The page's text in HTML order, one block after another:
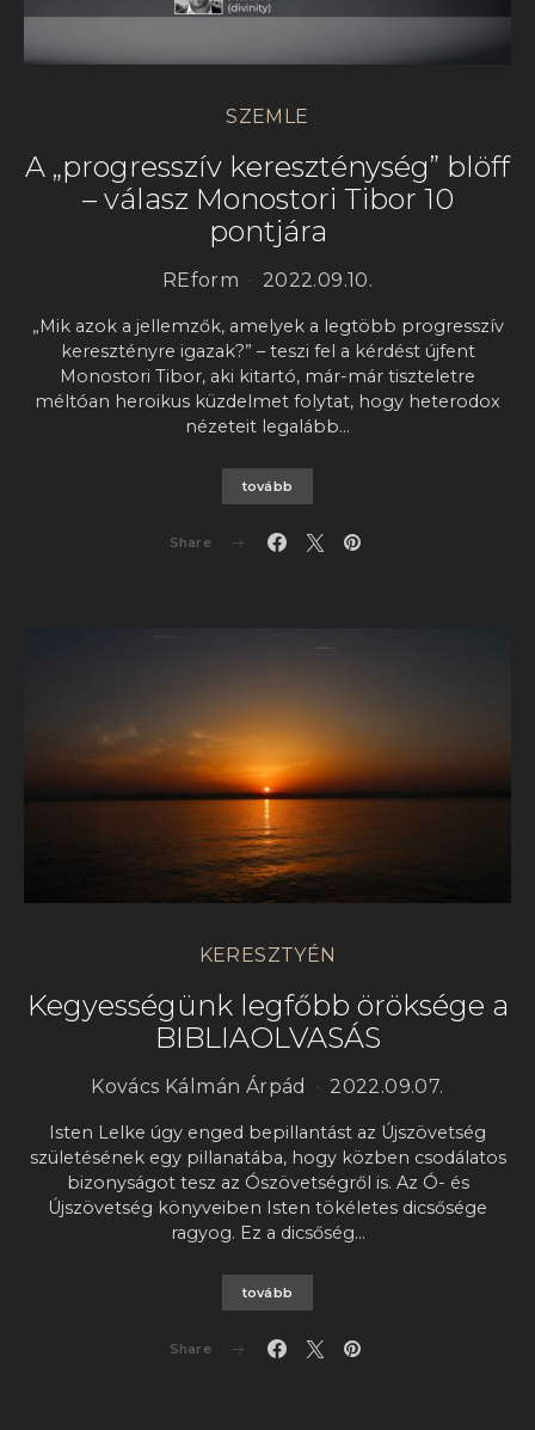
SZEMLE
A „progresszív kereszténység” blöff
– válasz Monostori Tibor 10
pontjára
REform 2022.09.10.
„Mik azok a jellemzők, amelyek a legtöbb progresszív
keresztényre igazak?” – teszi fel a kérdést újfent
Monostori Tibor, aki kitartó, már-már tiszteletre
méltóan heroikus küzdelmet folytat, hogy heterodox
nézeteit legalább…
tovább
Share
KERESZTYÉN
Kegyességünk legfőbb öröksége a
BIBLIAOLVASÁS
Kovács Kálmán Árpád 2022.09.07.
Isten Lelke úgy enged bepillantást az Újszövetség
születésének egy pillanatába, hogy közben csodálatos
bizonyságot tesz az Ószövetségről is. Az Ó- és
Újszövetség könyveiben Isten tökéletes dicsősége
ragyog. Ez a dicsőség…
tovább
Share